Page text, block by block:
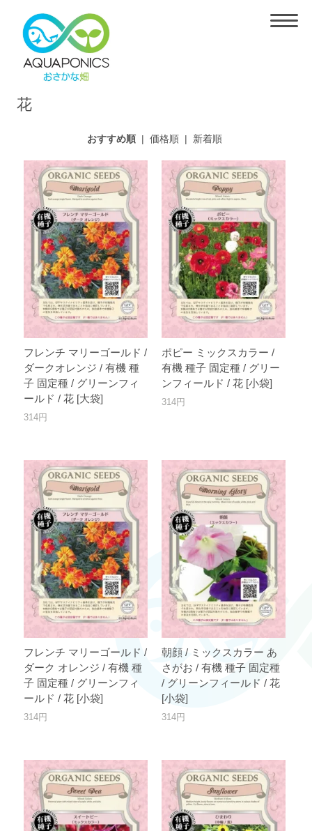
花
おすすめ順| 価格順| 新着順
フレンチ マリーゴールド /
ダークオレンジ / 有機 種
子 固定種 / グリーンフィ
ールド / 花 [大袋]
314円
ポピー ミックスカラー /
有機 種子 固定種 / グリー
ンフィールド / 花 [小袋]
314円
フレンチ マリーゴールド /
ダーク オレンジ / 有機 種
子 固定種 / グリーンフィ
ールド / 花 [小袋]
314円
朝顔 / ミックスカラー あ
さがお / 有機 種子 固定種
/ グリーンフィールド / 花
[小袋]
314円